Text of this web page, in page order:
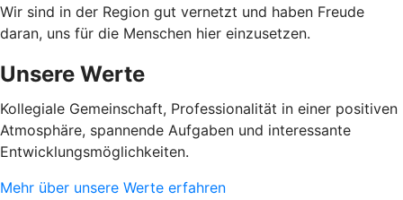
Wir sind in der Region gut vernetzt und haben Freude
daran, uns für die Menschen hier einzusetzen.
Unsere Werte
Kollegiale Gemeinschaft, Professionalität in einer positiven
Atmosphäre, spannende Aufgaben und interessante
Entwicklungsmöglichkeiten.
Mehr über unsere Werte erfahren